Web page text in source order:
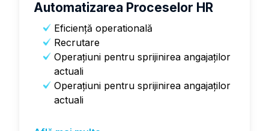
Automatizarea Proceselor HR
Eficienţă operatională
Recrutare
Operațiuni pentru sprijinirea angajaților
actuali
Operațiuni pentru sprijinirea angajaților
actuali